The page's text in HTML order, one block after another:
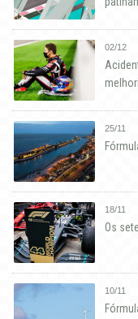
02/12
25/11
18/11
Os
10/11